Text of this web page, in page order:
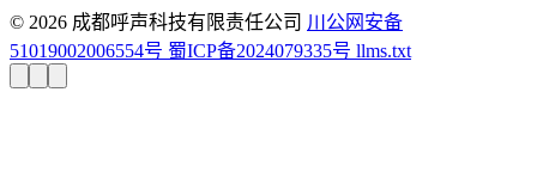
© 2026 成都呼声科技有限责任公司 川公网安备
51019002006554号 蜀ICP备2024079335号 llms.txt